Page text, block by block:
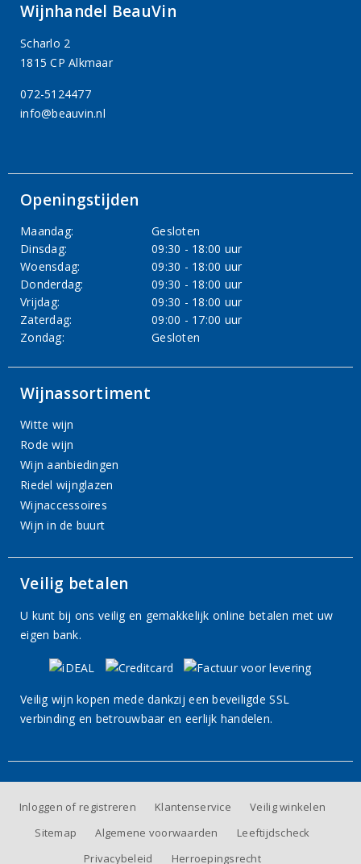
Wijnhandel BeauVin
Scharlo 2
1815 CP Alkmaar
072-5124477
info@beauvin.nl
Openingstijden
Maandag:
Gesloten
Dinsdag:
09:30 - 18:00 uur
Woensdag:
09:30 - 18:00 uur
Donderdag:
09:30 - 18:00 uur
Vrijdag:
09:30 - 18:00 uur
Zaterdag:
09:00 - 17:00 uur
Zondag:
Gesloten
Wijnassortiment
Witte wijn
Rode wijn
Wijn aanbiedingen
Riedel wijnglazen
Wijnaccessoires
Wijn in de buurt
Veilig betalen
U kunt bij ons veilig en gemakkelijk online betalen met uw
eigen bank.
Veilig wijn kopen mede dankzij een beveiligde SSL
verbinding en betrouwbaar en eerlijk handelen.
Inloggen of registreren Klantenservice
Veilig winkelen
Sitemap
Algemene voorwaarden
Leeftijdscheck
Privacybeleid
Herroepingsrecht